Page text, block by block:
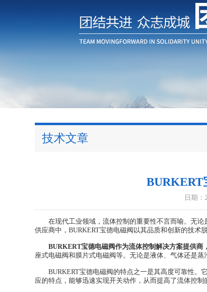
技术文章
BURKERT
日期：
在现代工业领域，流体控制的重要性不言而喻。无论
供应商中，BURKERT宝德电磁阀以其品质和创新的技术
BURKERT宝德电磁阀作为流体控制解决方案提供商
座式电磁阀和膜片式电磁阀等。无论是液体、气体还是
BURKERT宝德电磁阀的特点之一是其高度可靠性。
应的特点，能够迅速实现开关动作，从而提高了流体控制